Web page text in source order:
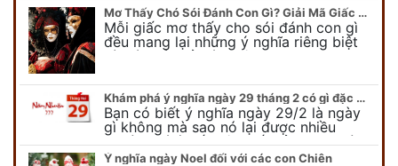
Mơ Thấy Chó Sói Đánh Con Gì? Giải Mã Giấc Mơ Bí Ẩn
Mỗi giấc mơ thấy cho sói đánh con gì
đều mang lại những ý nghĩa riêng biệt
và có thể phản ánh tâm trạng, suy nghĩ
Khám phá ý nghĩa ngày 29 tháng 2 có gì đặc biệt?
Bạn có biết ý nghĩa ngày 29/2 là ngày
gì không mà sao nó lại được nhiều
người chú ý đến vậy. Tất cả mọi người
đều cho rằng đây…
Ý nghĩa ngày Noel đối với các con Chiên